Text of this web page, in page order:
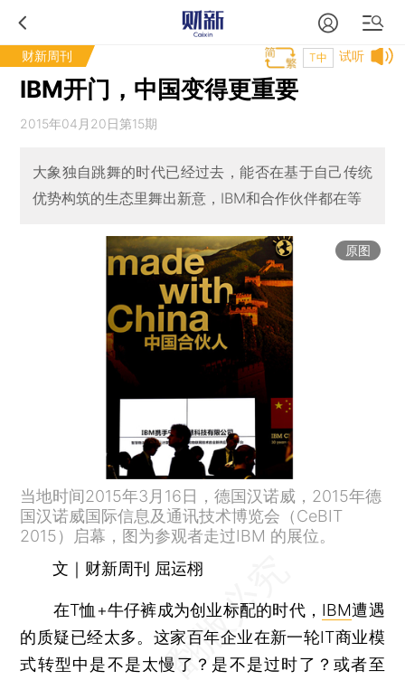
财新周刊 试听
T中
IBM开门，中国变得更重要
2015年04月20日第15期
大象独自跳舞的时代已经过去，能否在基于自己传统
优势构筑的生态里舞出新意，IBM和合作伙伴都在等
原图
当地时间2015年3月16日，德国汉诺威，2015年德
国汉诺威国际信息及通讯技术博览会（CeBIT
2015）启幕，图为参观者走过IBM 的展位。
文｜财新周刊 屈运栩
在T恤+牛仔裤成为创业标配的时代， IBM遭遇
的质疑已经太多。这家百年企业在新一轮IT商业模
式转型中是不是太慢了？是不是过时了？或者至